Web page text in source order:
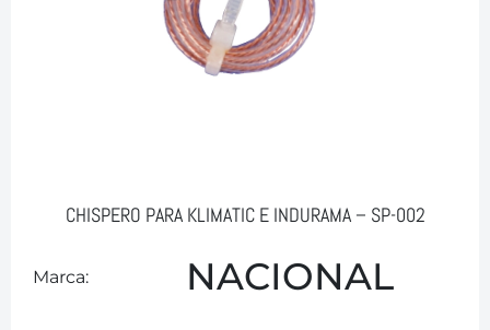
CHISPERO PARA KLIMATIC E INDURAMA – SP-002
Marca: NACIONAL